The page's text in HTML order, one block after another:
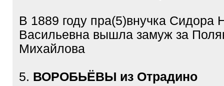
В 1889 году пра(5)внучка Сидора
Васильевна вышла замуж за
Михайлова
5. ВОРОБЬЁВЫ из Отрадино